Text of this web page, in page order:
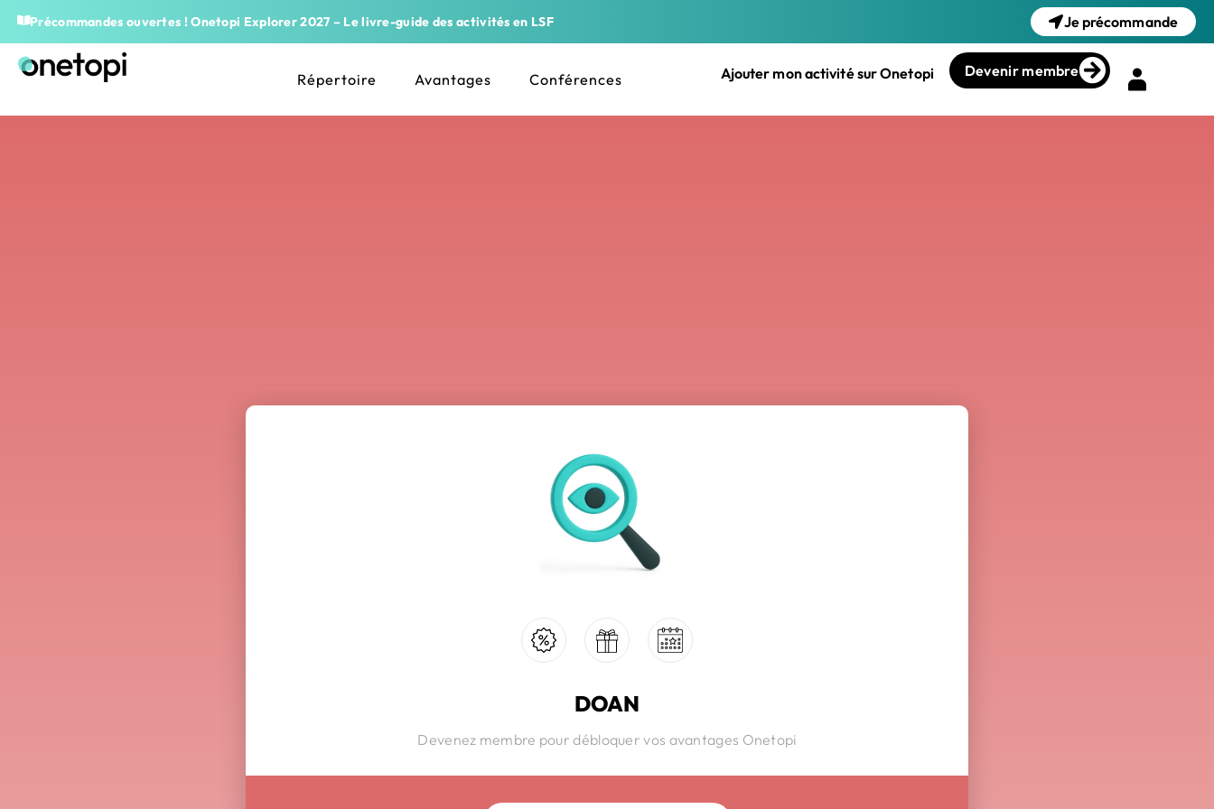
Précommandes ouvertes ! Onetopi Explorer 2027 – Le livre-guide des activités en LSF Je précommande
Répertoire Avantages Conférences Ajouter mon activité sur Onetopi Devenir membre
DOAN
Devenez membre pour débloquer vos avantages Onetopi